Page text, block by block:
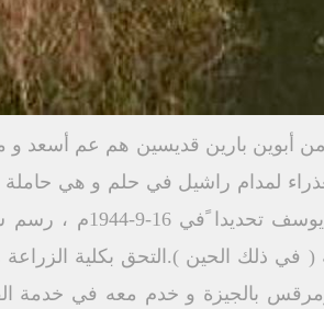
بارين قديسين هم عم أسعد و
لمدام راشيل في حلم و هي
بعدها بأشهر جاء
( في ذلك الحين ).التحق بكلية
بالجيزة و خدم معه في خدمة